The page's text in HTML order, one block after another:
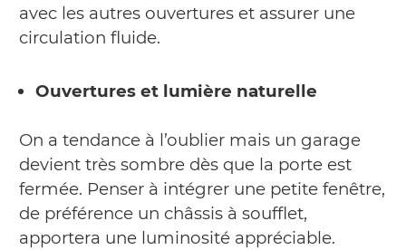
avec les autres ouvertures et assurer une
circulation fluide.
Ouvertures et lumière naturelle
On a tendance à l’oublier mais un garage
devient très sombre dès que la porte est
fermée. Penser à intégrer une petite fenêtre,
de préférence un châssis à soufflet,
apportera une luminosité appréciable.